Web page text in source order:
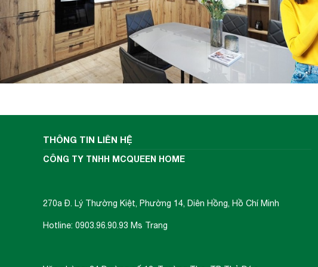
17 mức công suất và tính năng bổ sung. Bạn không
bạn cần một cách nhanh chóng và tiện lợi. Bảng
phong cách thiết kế tối giản càng làm tôn lên tính
THÔNG TIN LIÊN HỆ
CÔNG TY TNHH MCQUEEN HOME
270a Đ. Lý Thường Kiệt, Phường 14, Diên Hồng, Hồ Chí Minh
Hotline: 0903.96.90.93 Ms Trang